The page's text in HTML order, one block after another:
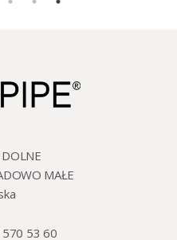
MAŁE
570 53 60